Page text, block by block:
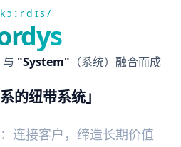
与 "System" （系统）融合而成
系的纽带系统」
连接客户，缔造长期价值